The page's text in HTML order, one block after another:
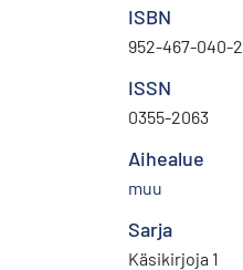
ISBN
952-467-040-2
ISSN
0355-2063
Aihealue
muu
Sarja
Käsikirjoja 1